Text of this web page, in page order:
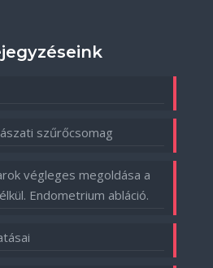
szűrőcsomag
végleges megoldása a
Endometrium abláció.